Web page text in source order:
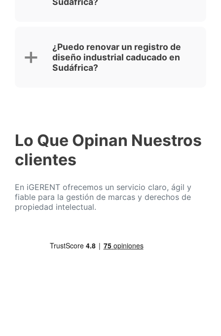
¿Puedo renovar un registro de
diseño industrial caducado en
Sudáfrica?
Lo Que Opinan Nuestros
clientes
En iGERENT ofrecemos un servicio claro, ágil y
fiable para la gestión de marcas y derechos de
propiedad intelectual.